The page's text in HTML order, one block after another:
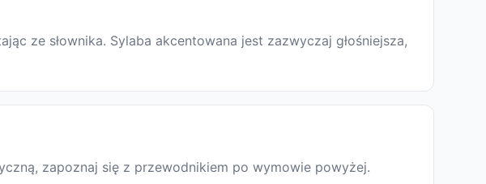
ze słownika. Sylaba akcentowana jest zazwyczaj głośniejsza,
zapoznaj się z przewodnikiem po wymowie powyżej.